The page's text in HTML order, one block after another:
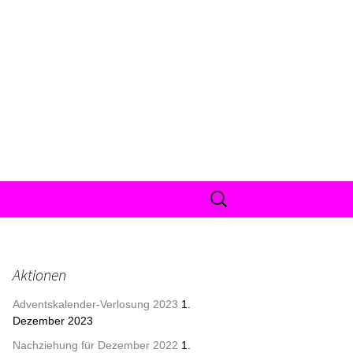
Suche
nach:
Aktionen
Adventskalender-Verlosung 2023 1.
Dezember 2023
Nachziehung für Dezember 2022 1.